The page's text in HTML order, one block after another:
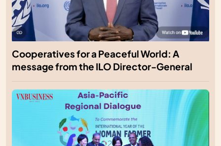
Cooperatives for a Peaceful World: A
message from the ILO Director-General